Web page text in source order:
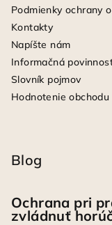
Podmienky ochrany
Kontakty
Napíšte nám
Informačná
Slovník pojmov
Hodnotenie obchodu
Blog
Ochrana pri
zvládnuť